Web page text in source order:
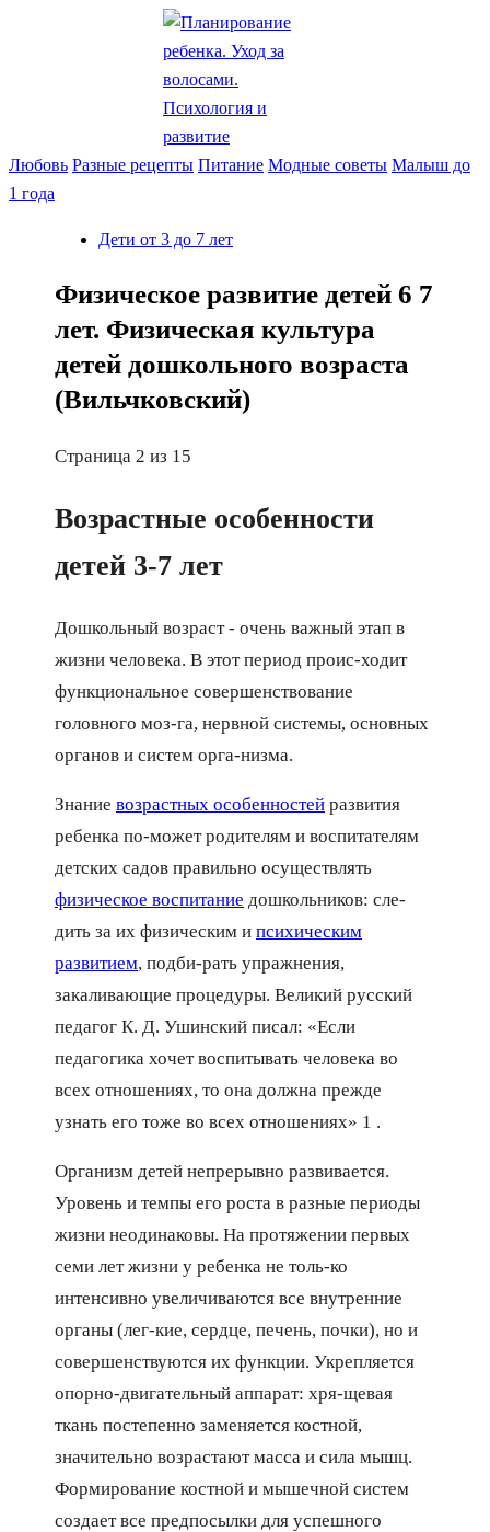
Любовь Разные рецепты Питание Модные советы Малыш до
1 года
Дети от 3 до 7 лет
Физическое развитие детей 6 7
лет. Физическая культура
детей дошкольного возраста
(Вильчковский)
Страница 2 из 15
Возрастные особенности
детей 3-7 лет
Дошкольный возраст - очень важный этап в
жизни человека. В этот период проис-ходит
функциональное совершенствование
головного моз-га, нервной системы, основных
органов и систем орга-низма.
Знание возрастных особенностей развития
ребенка по-может родителям и воспитателям
детских садов правильно осуществлять
физическое воспитание дошкольников: сле-
дить за их физическим и психическим
развитием, подби-рать упражнения,
закаливающие процедуры. Великий русский
педагог К. Д. Ушинский писал: «Если
педагогика хочет воспитывать человека во
всех отношениях, то она должна прежде
узнать его тоже во всех отношениях» 1 .
Организм детей непрерывно развивается.
Уровень и темпы его роста в разные периоды
жизни неодинаковы. На протяжении первых
семи лет жизни у ребенка не толь-ко
интенсивно увеличиваются все внутренние
органы (лег-кие, сердце, печень, почки), но и
совершенствуются их функции. Укрепляется
опорно-двигательный аппарат: хря-щевая
ткань постепенно заменяется костной,
значительно возрастают масса и сила мышц.
Формирование костной и мышечной систем
создает все предпосылки для успешного